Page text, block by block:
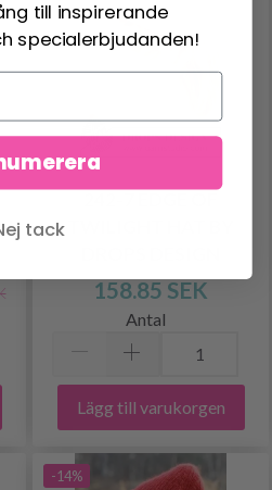
158.85 SEK
Antal
Lägg till varukorgen
-14%
till inspirerande
specialerbjudanden!
tack